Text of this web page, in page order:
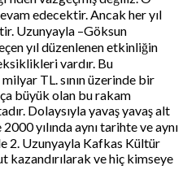
edecektir. Ancak her yıl
Uzunyayla –Göksun
yıl düzenlenen etkinliğin
vardır. Bu
TL. sının üzerinde bir
büyük olan bu rakam
Dolaysıyla yavaş yavaş alt
yılında aynı tarihte ve aynı
2. Uzunyayla Kafkas Kültür
ve hiç kimseye